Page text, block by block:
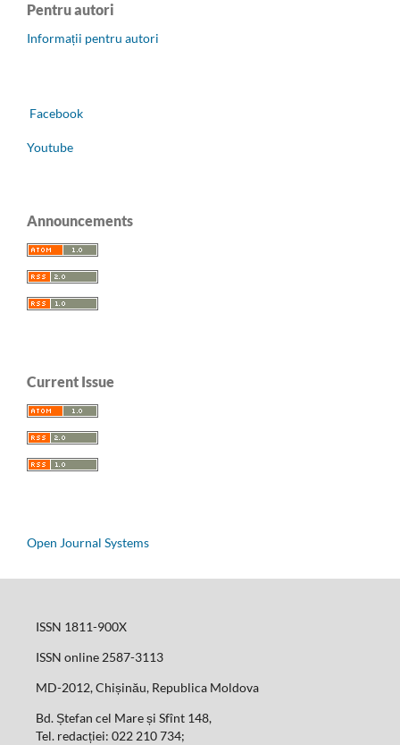
Pentru autori
Informații pentru autori
Facebook
Youtube
Announcements
Current Issue
Open Journal Systems
ISSN 1811-900X
ISSN online 2587-3113
MD-2012, Chișinău, Republica Moldova
Bd. Ștefan cel Mare și Sfînt 148,
Tel. redacției: 022 210 734;